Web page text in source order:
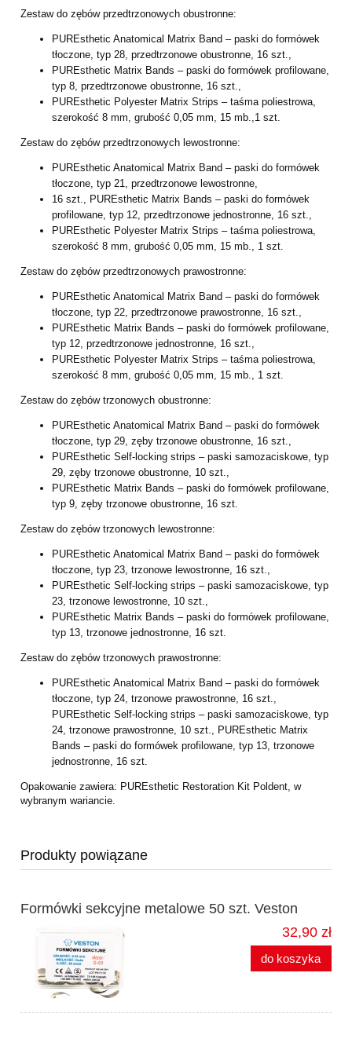
Zestaw do zębów przedtrzonowych obustronne:
PUREsthetic Anatomical Matrix Band – paski do formówek
tłoczone, typ 28, przedtrzonowe obustronne, 16 szt.,
PUREsthetic Matrix Bands – paski do formówek profilowane,
typ 8, przedtrzonowe obustronne, 16 szt.,
PUREsthetic Polyester Matrix Strips – taśma poliestrowa,
szerokość 8 mm, grubość 0,05 mm, 15 mb.,1 szt.
Zestaw do zębów przedtrzonowych lewostronne:
PUREsthetic Anatomical Matrix Band – paski do formówek
tłoczone, typ 21, przedtrzonowe lewostronne,
16 szt., PUREsthetic Matrix Bands – paski do formówek
profilowane, typ 12, przedtrzonowe jednostronne, 16 szt.,
PUREsthetic Polyester Matrix Strips – taśma poliestrowa,
szerokość 8 mm, grubość 0,05 mm, 15 mb., 1 szt.
Zestaw do zębów przedtrzonowych prawostronne:
PUREsthetic Anatomical Matrix Band – paski do formówek
tłoczone, typ 22, przedtrzonowe prawostronne, 16 szt.,
PUREsthetic Matrix Bands – paski do formówek profilowane,
typ 12, przedtrzonowe jednostronne, 16 szt.,
PUREsthetic Polyester Matrix Strips – taśma poliestrowa,
szerokość 8 mm, grubość 0,05 mm, 15 mb., 1 szt.
Zestaw do zębów trzonowych obustronne:
PUREsthetic Anatomical Matrix Band – paski do formówek
tłoczone, typ 29, zęby trzonowe obustronne, 16 szt.,
PUREsthetic Self-locking strips – paski samozaciskowe, typ
29, zęby trzonowe obustronne, 10 szt.,
PUREsthetic Matrix Bands – paski do formówek profilowane,
typ 9, zęby trzonowe obustronne, 16 szt.
Zestaw do zębów trzonowych lewostronne:
PUREsthetic Anatomical Matrix Band – paski do formówek
tłoczone, typ 23, trzonowe lewostronne, 16 szt.,
PUREsthetic Self-locking strips – paski samozaciskowe, typ
23, trzonowe lewostronne, 10 szt.,
PUREsthetic Matrix Bands – paski do formówek profilowane,
typ 13, trzonowe jednostronne, 16 szt.
Zestaw do zębów trzonowych prawostronne:
PUREsthetic Anatomical Matrix Band – paski do formówek
tłoczone, typ 24, trzonowe prawostronne, 16 szt.,
PUREsthetic Self-locking strips – paski samozaciskowe, typ
24, trzonowe prawostronne, 10 szt., PUREsthetic Matrix
Bands – paski do formówek profilowane, typ 13, trzonowe
jednostronne, 16 szt.
Opakowanie zawiera: PUREsthetic Restoration Kit Poldent, w
wybranym wariancie.
Produkty powiązane
Formówki sekcyjne metalowe 50 szt. Veston
32,90 zł
do koszyka